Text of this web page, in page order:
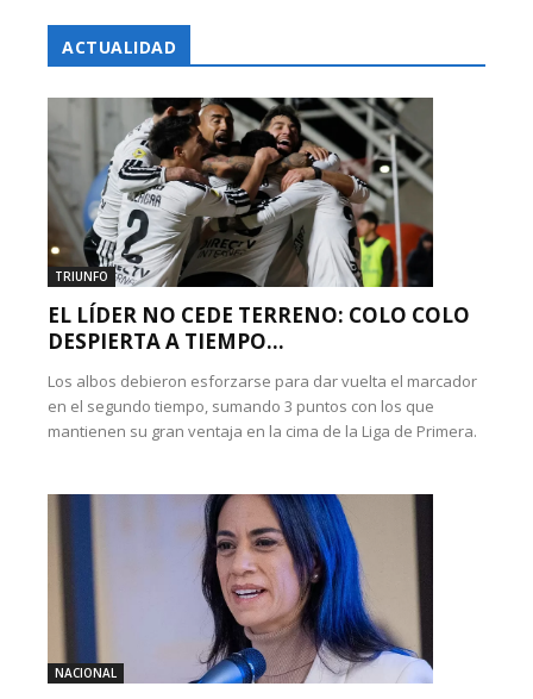
ACTUALIDAD
TRIUNFO
EL LÍDER NO CEDE TERRENO: COLO COLO
DESPIERTA A TIEMPO...
Los albos debieron esforzarse para dar vuelta el marcador
en el segundo tiempo, sumando 3 puntos con los que
mantienen su gran ventaja en la cima de la Liga de Primera.
NACIONAL